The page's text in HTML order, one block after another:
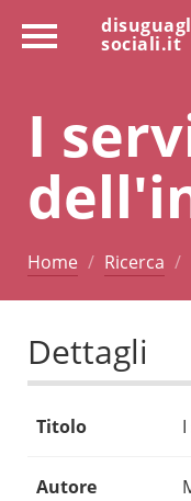
sociali.it
I
Home Ricerca
Dettagli
Titolo
Autore